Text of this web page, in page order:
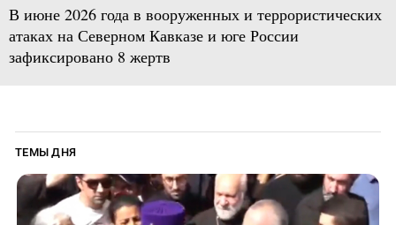
В июне 2026 года в вооруженных и террористических
атаках на Северном Кавказе и юге России
зафиксировано 8 жертв
ТЕМЫ ДНЯ